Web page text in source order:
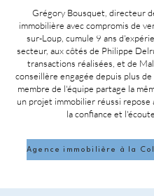
Grégory Bousquet, directeur
immobilière avec compromis de
sur-Loup, cumule 9 ans
secteur, aux côtés de Philippe
transactions réalisées, et de
conseillère engagée depuis plus de
membre de l'équipe partage la
un projet immobilier réussi repose
la confiance et l'écoute.